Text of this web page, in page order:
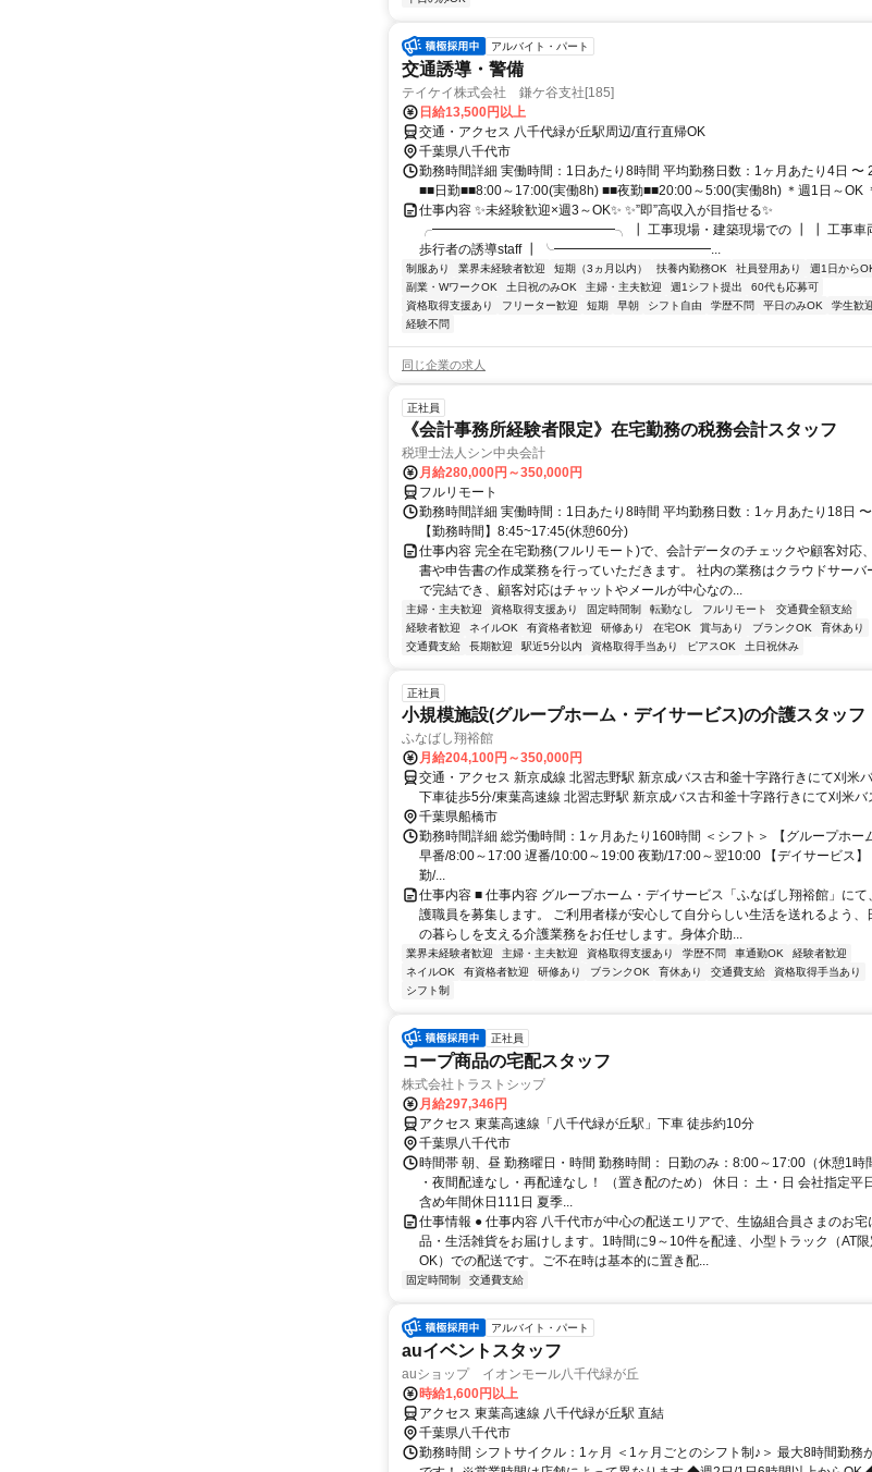
アルバイト・パート
交通誘導・警備
テイケイ株式会社 鎌ケ谷支社[185]
日給13,500円以上
交通・アクセス 八千代緑が丘駅周辺/直行直帰OK
千葉県八千代市
勤務時間詳細 実働時間：1日あたり8時間 平均勤務日数：1ヶ月あたり4日 〜
■■日勤■■8:00～17:00(実働8h) ■■夜勤■■20:00～5:00(実働8h) ＊週1日～OK
仕事内容 ✨未経験歓迎×週3～OK✨ ✨”即”高収入が目指せる✨
╭━━━━━━━━━━━━━━╮ ┃ 工事現場・建築現場での ┃ ┃ 工事車
歩行者の誘導staff ┃ ╰━━━━━━━━━━━━...
制服あり 業界未経験者歓迎 短期（3ヵ月以内） 扶養内勤務OK 社員登用あり
週1日から
副業・WワークOK
土日祝のみOK 主婦・主夫歓迎 週1シフト提出
60代も応募可
資格取得支援あり
フリーター歓迎 短期 早朝 シフト自由 学歴不問 平日のみOK
学生歓
経験不問
同じ企業の求人
正社員
《会計事務所経験者限定》在宅勤務の税務会計スタッフ
税理士法人シン中央会計
月給280,000円～350,000円
フルリモート
勤務時間詳細 実働時間：1日あたり8時間 平均勤務日数：1ヶ月あたり18日 〜
【勤務時間】8:45~17:45(休憩60分)
仕事内容 完全在宅勤務(フルリモート)で、会計データのチェックや顧客対応
書や申告書の作成業務を行っていただきます。 社内の業務はクラウドサーバ
で完結でき、顧客対応はチャットやメールが中心なの...
主婦・主夫歓迎 資格取得支援あり 固定時間制 転勤なし フルリモート
交通費全額支給
経験者歓迎
ネイルOK 有資格者歓迎 研修あり 在宅OK 賞与あり ブランクOK
育休あり
交通費支給
長期歓迎 駅近5分以内 資格取得手当あり ピアスOK 土日祝休み
正社員
小規模施設(グループホーム・デイサービス)の介護スタッフ
ふなばし翔裕館
月給204,100円～350,000円
交通・アクセス 新京成線 北習志野駅 新京成バス古和釜十字路行きにて刈米
下車徒歩5分/東葉高速線 北習志野駅 新京成バス古和釜十字路行きにて刈米バ
下車徒歩5分/東葉高速鉄道「船橋日大前」徒歩約16分
千葉県船橋市
勤務時間詳細 総労働時間：1ヶ月あたり160時間 ＜シフト＞ 【グループホー
早番/8:00～17:00 遅番/10:00～19:00 夜勤/17:00～翌10:00 【デイサービス】
勤/...
仕事内容 ■ 仕事内容 グループホーム・デイサービス「ふなばし翔裕館」にて
護職員を募集します。 ご利用者様が安心して自分らしい生活を送れるよう、
の暮らしを支える介護業務をお任せします。身体介助...
業界未経験者歓迎 主婦・主夫歓迎 資格取得支援あり 学歴不問 車通勤OK
経験者歓迎
ネイルOK
有資格者歓迎 研修あり ブランクOK 育休あり 交通費支給
資格取得手当あり
シフト制
正社員
コープ商品の宅配スタッフ
株式会社トラストシップ
月給297,346円
アクセス 東葉高速線「八千代緑が丘駅」下車 徒歩約10分
千葉県八千代市
時間帯 朝、昼 勤務曜日・時間 勤務時間： 日勤のみ：8:00～17:00（休憩1時
・夜間配達なし・再配達なし！ （置き配のため） 休日： 土・日 会社指定平
含め年間休日111日 夏季...
仕事情報 ● 仕事内容 八千代市が中心の配送エリアで、生協組合員さまのお宅
品・生活雑貨をお届けします。1時間に9～10件を配達、小型トラック（AT限
OK）での配送です。ご不在時は基本的に置き配...
固定時間制 交通費支給
アルバイト・パート
auイベントスタッフ
auショップ イオンモール八千代緑が丘
時給1,600円以上
アクセス 東葉高速線 八千代緑が丘駅 直結
千葉県八千代市
勤務時間 シフトサイクル：1ヶ月 ＜1ヶ月ごとのシフト制♪＞ 最大8時間勤務